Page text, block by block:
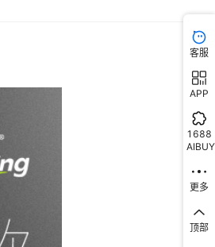
客服
APP
1688
AIBUY
更多
顶部